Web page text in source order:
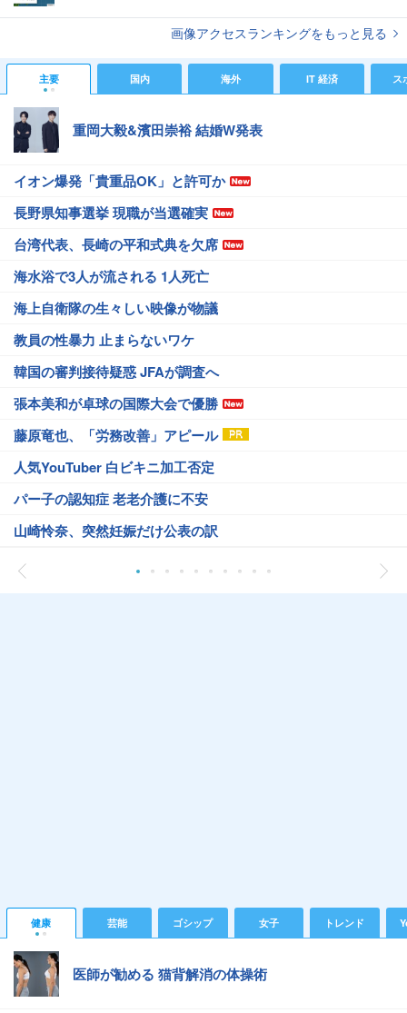
画像アクセスランキングをもっと見る
主要 国内 海外 IT 経済 ス
重岡大毅&濱田崇裕 結婚W発表
イオン爆発「貴重品OK」と許可か
長野県知事選挙 現職が当選確実
台湾代表、長崎の平和式典を欠席
海水浴で3人が流される 1人死亡
海上自衛隊の生々しい映像が物議
教員の性暴力 止まらないワケ
韓国の審判接待疑惑 JFAが調査へ
張本美和が卓球の国際大会で優勝
藤原竜也、「労務改善」アピール
人気YouTuber 白ビキニ加工否定
パー子の認知症 老老介護に不安
山崎怜奈、突然妊娠だけ公表の訳
健康 芸能 ゴシップ 女子 トレンド
医師が勧める 猫背解消の体操術